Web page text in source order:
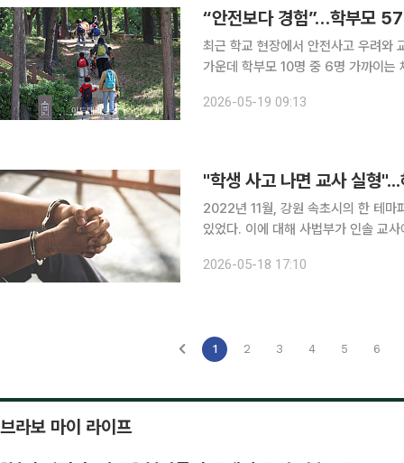
“안전보다 경험”…학부모
최근 학교 현장에서 안전사고 우려와
가운데 학부모 10명 중 6명 가까이는
14일부터 15일까지 초중고 학부모
2026-05-19 09:13
"학생 사고 나면 교사 실형
2022년 11월, 강원 속초시의 한 테마
있었다. 이에 대해 사법부가 인솔 교
담이 커지면서 전국의 학교에서는 수
2026-05-18 17:10
1 2 3 4 5 6
브라보 마이 라이프